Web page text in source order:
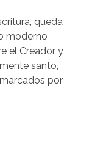
queda
moderno
el Creador y
santo,
por